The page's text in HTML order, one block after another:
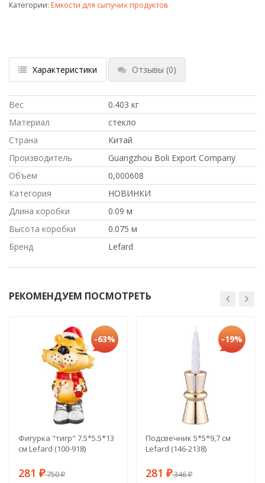
Категории: Емкости для сыпучих продуктов
Характеристики Отзывы (0)
Вес
0.403 кг
Материал
стекло
Страна
Китай
Производитель
Guangzhou Boli Export Company
Объем
0,000608
Категория
НОВИНКИ
Длина коробки
0.09 м
Высота коробки
0.075 м
Бренд
Lefard
РЕКОМЕНДУЕМ ПОСМОТРЕТЬ
-63%
Фигурка "тигр" 7.5*5.5*13
см Lefard (100-918)
281 ₽750₽
-19%
Подсвечник 5*5*9,7 см
Lefard (146-2138)
281 ₽346₽